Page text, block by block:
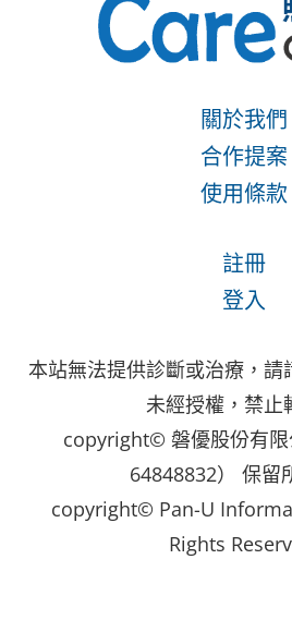
關於我們
合作提案
使用條款
註冊
登入
本站無法提供診斷或治療，請
未經授權，禁止
copyright© 磐優股份有限
64848832） 保留
copyright© Pan-U
Rights